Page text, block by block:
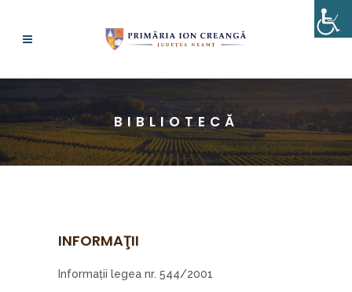
BIBLIOTECĂ
INFORMAŢII
Informații legea nr. 544/2001